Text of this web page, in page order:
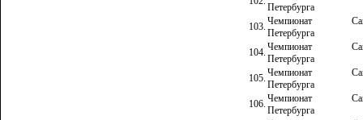
Петербурга
103. Чемпионат
Петербурга
104. Чемпионат
Петербурга
105. Чемпионат
Петербурга
106. Чемпионат
Петербурга